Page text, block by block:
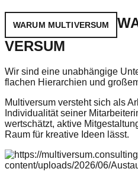
WARUM MULTIVERSUM
VERSUM
Wir sind eine unabhängige
flachen Hierarchien und
Multiversum versteht sich als
Individualität seiner
wertschätzt, aktive
Raum für kreative Ideen lässt.